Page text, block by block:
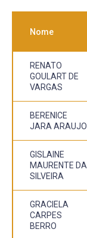
Nome
RENATO
GOULART DE
VARGAS
BERENICE
JARA ARAUJO
GISLAINE
MAURENTE DA
SILVEIRA
GRACIELA
CARPES
BERRO